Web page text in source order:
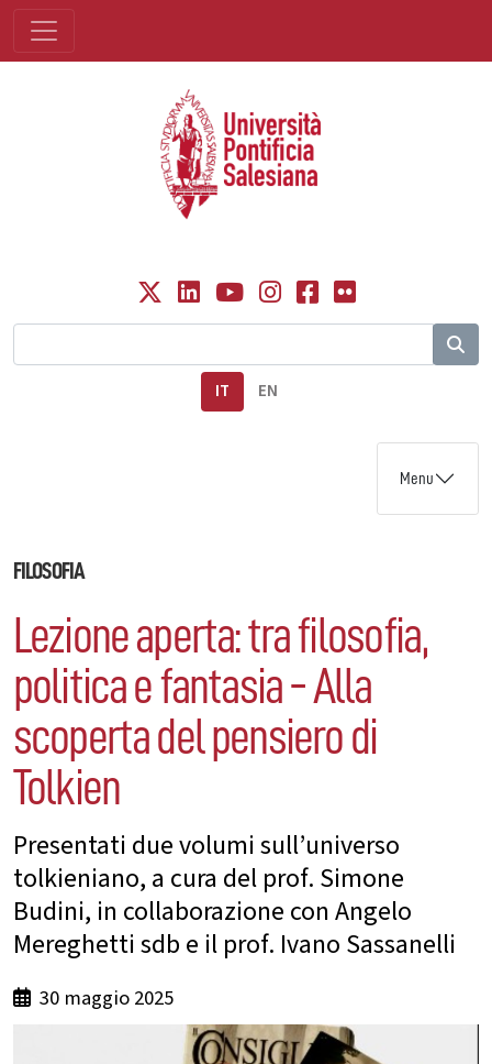
IT EN
Menu
FILOSOFIA
Lezione aperta: tra filosofia,
politica e fantasia - Alla
scoperta del pensiero di
Tolkien
Presentati due volumi sull’universo
tolkieniano, a cura del prof. Simone
Budini, in collaborazione con Angelo
Mereghetti sdb e il prof. Ivano Sassanelli
30 maggio 2025